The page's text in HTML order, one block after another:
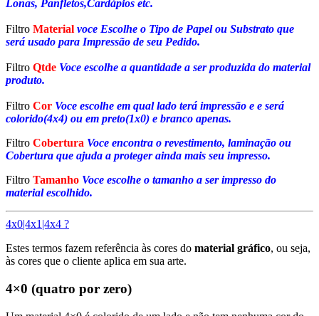
Lonas, Panfletos,Cardápios etc.
Filtro Material voce Escolhe o Tipo de Papel ou Substrato que
será usado para Impressão de seu Pedido.
Filtro Qtde Voce escolhe a quantidade a ser produzida do material
produto.
Filtro Cor Voce escolhe em qual lado terá impressão e e será
colorido(4x4) ou em preto(1x0) e branco apenas.
Filtro Cobertura Voce encontra o revestimento, laminação ou
Cobertura que ajuda a proteger ainda mais seu impresso.
Filtro Tamanho Voce escolhe o tamanho a ser impresso do
material escolhido.
4x0|4x1|4x4 ?
Estes termos fazem referência às cores do material gráfico, ou seja,
às cores que o cliente aplica em sua arte.
4×0 (quatro por zero)